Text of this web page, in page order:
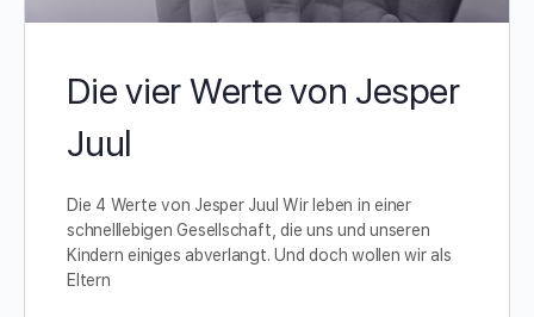
Die vier Werte von Jesper
Juul
Die 4 Werte von Jesper Juul Wir leben in einer
schnelllebigen Gesellschaft, die uns und unseren
Kindern einiges abverlangt. Und doch wollen wir als
Eltern